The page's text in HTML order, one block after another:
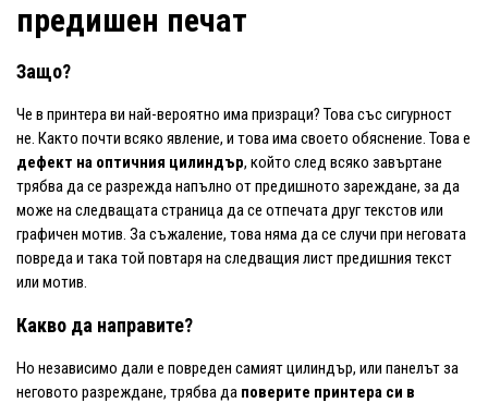
предишен печат
Защо?
Че в принтера ви най-вероятно има призраци? Това със сигурност
не. Както почти всяко явление, и това има своето обяснение. Това е
дефект на оптичния цилиндър, който след всяко завъртане
трябва да се разрежда напълно от предишното зареждане, за да
може на следващата страница да се отпечата друг текстов или
графичен мотив. За съжаление, това няма да се случи при неговата
повреда и така той повтаря на следващия лист предишния текст
или мотив.
Какво да направите?
Но независимо дали е повреден самият цилиндър, или панелът за
неговото разреждане, трябва да поверите принтера си в